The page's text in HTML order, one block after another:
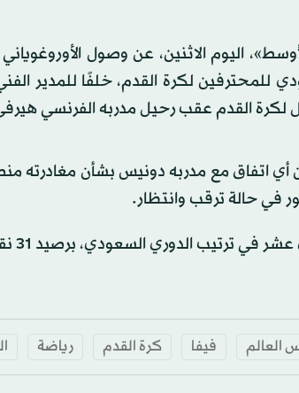
اليوم الاثنين، عن وصول
للمحترفين لكرة القدم، خلفًا للمدير
لكرة القدم عقب رحيل مدربه الفرنسي
اتفاق مع مدربه دونيس بشأن مغادرته
في حالة ترقب وانتظار.
السعودي، برصيد 31 نقطة من 27 مباراة خاضها حتى الآن.
العالم فيفا كرة القدم رياضة